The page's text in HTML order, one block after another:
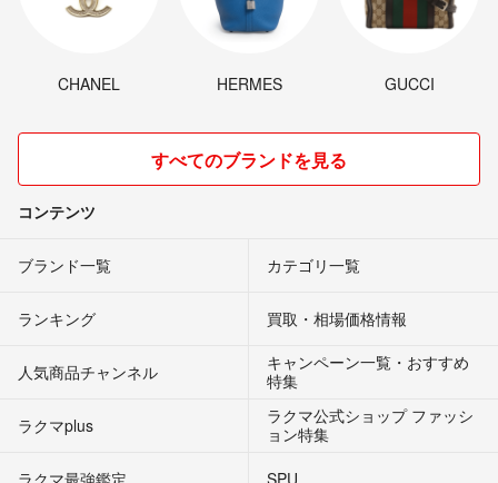
CHANEL HERMES GUCCI
すべてのブランドを見る
コンテンツ
ブランド一覧 カテゴリ一覧
ランキング 買取・相場価格情報
人気商品チャンネル
キャンペーン一覧・おすすめ
特集
ラクマplus
ラクマ公式ショップ ファッシ
ョン特集
ラクマ最強鑑定
SPU